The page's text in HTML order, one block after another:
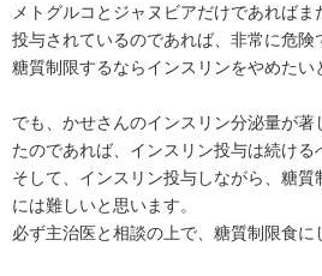
メトグルコとジャヌビアだけであれば
投与されているのであれば、非常に危険
糖質制限するならインスリンをやめたい
でも、かせさんのインスリン分泌量が
たのであれば、インスリン投与は続ける
そして、インスリン投与しながら、糖
には難しいと思います。
必ず主治医と相談の上で、糖質制限食に